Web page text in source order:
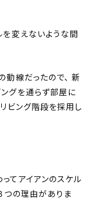
を変えないような間
動線だったので、 新
グを通らず部屋に
ビング階段を採用し
てアイアンのスケル
つの理由がありま